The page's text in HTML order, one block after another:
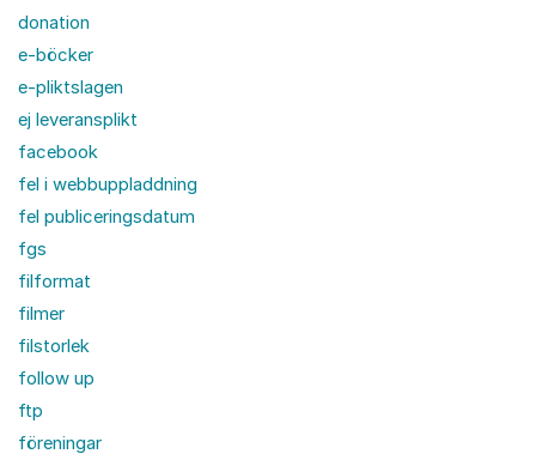
donation
e-böcker
e-pliktslagen
ej leveransplikt
facebook
fel i webbuppladdning
fel publiceringsdatum
fgs
filformat
filmer
filstorlek
follow up
ftp
föreningar